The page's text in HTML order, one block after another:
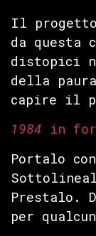
Il progetto
da questa
distopici
della
capire il
1984 in
Portalo
Prestalo.
per